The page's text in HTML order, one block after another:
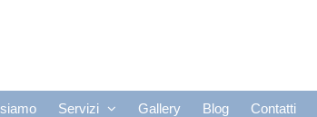
Servizi Gallery Blog Contatti